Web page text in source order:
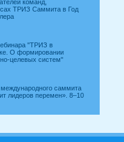
команд,
ТРИЗ Саммита в Год
"ТРИЗ в
О формировании
целевых систем"
саммита
лидеров перемен». 8–10